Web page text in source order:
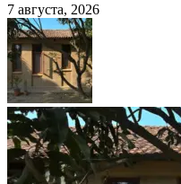
7 августа, 2026